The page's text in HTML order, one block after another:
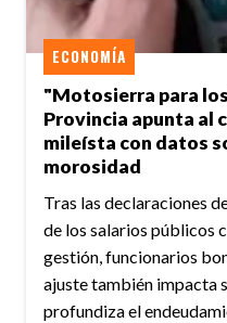
"Motosierra para
Provincia apunta al
mileísta con datos
morosidad
ECONOMÍA
Tras las declaraciones
de los salarios públicos
gestión, funcionarios
ajuste también impacta
profundiza el